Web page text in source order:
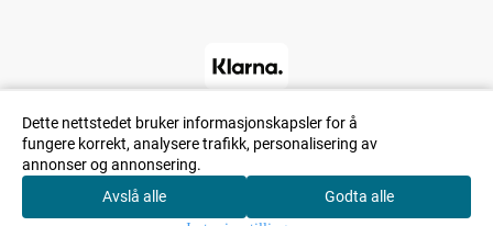
Dette nettstedet bruker informasjonskapsler for å
fungere korrekt, analysere trafikk, personalisering av
annonser og annonsering.
Avslå alle
Godta alle